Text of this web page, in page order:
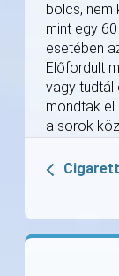
bölcs, nem
mint egy
esetében
Előfordult
vagy tudtál
mondtak el
a sorok